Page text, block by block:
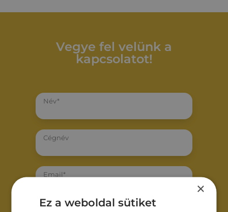
Vegye fel velünk a
kapcsolatot!
Név*
Cégnév
Email*
×
Ez a weboldal sütiket